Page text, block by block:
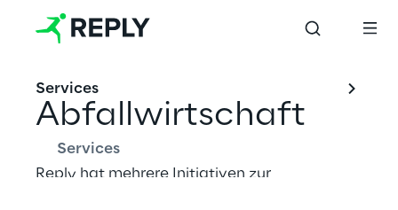
Services
Services
Abfallwirtschaft
Reply hat mehrere Initiativen zur